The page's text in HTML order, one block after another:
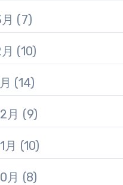
(7)
(10)
(14)
月 (9)
月 (10)
月 (8)